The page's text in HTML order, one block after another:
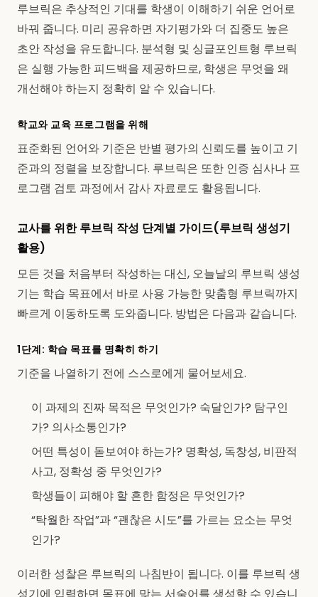
루브릭은 추상적인 기대를 학생이 이해하기 쉬운 언어로
바꿔 줍니다. 미리 공유하면 자기평가와 더 집중도 높은
초안 작성을 유도합니다. 분석형 및 싱글포인트형 루브릭
은 실행 가능한 피드백을 제공하므로, 학생은 무엇을 왜
개선해야 하는지 정확히 알 수 있습니다.
학교와 교육 프로그램을 위해
표준화된 언어와 기준은 반별 평가의 신뢰도를 높이고 기
준과의 정렬을 보장합니다. 루브릭은 또한 인증 심사나 프
로그램 검토 과정에서 감사 자료로도 활용됩니다.
교사를 위한 루브릭 작성 단계별 가이드(루브릭 생성기
활용)
모든 것을 처음부터 작성하는 대신, 오늘날의 루브릭 생성
기는 학습 목표에서 바로 사용 가능한 맞춤형 루브릭까지
빠르게 이동하도록 도와줍니다. 방법은 다음과 같습니다.
1단계: 학습 목표를 명확히 하기
기준을 나열하기 전에 스스로에게 물어보세요.
이 과제의 진짜 목적은 무엇인가? 숙달인가? 탐구인
가? 의사소통인가?
어떤 특성이 돋보여야 하는가? 명확성, 독창성, 비판적
사고, 정확성 중 무엇인가?
학생들이 피해야 할 흔한 함정은 무엇인가?
“탁월한 작업”과 “괜찮은 시도”를 가르는 요소는 무엇
인가?
이러한 성찰은 루브릭의 나침반이 됩니다. 이를 루브릭 생